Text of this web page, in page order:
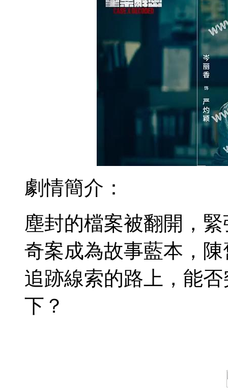
劇情簡介：
塵封的檔案被翻開，
奇案成為故事藍本，
追跡線索的路上，能
下？